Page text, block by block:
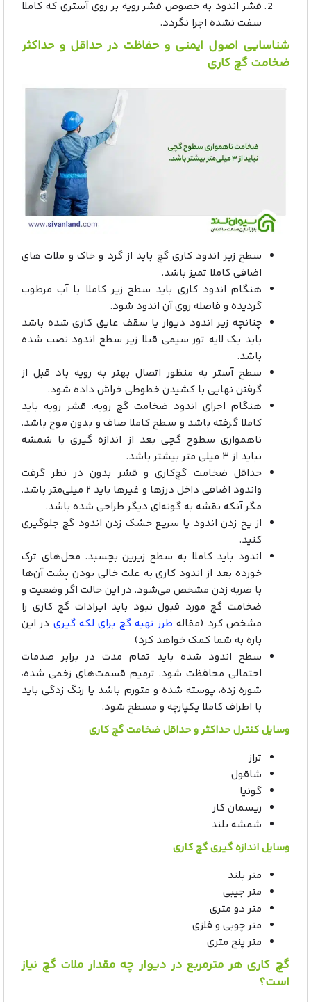
قشر اندود به خصوص قشر رویه بر روی آستری که کاملا
سفت نشده اجرا نگردد.
شناسایی اصول ایمنی و حفاظت در حداقل و حداکثر
ضخامت گچ کاری
سطح زیر اندود کاری گچ باید از گرد و خاک و ملات های
اضافی کاملا تمیز باشد.
هنگام اندود کاری باید سطح زیر کاملا با آب مرطوب
گردیده و فاصله روی آن اندود شود.
چنانچه زیر اندود دیوار یا سقف عایق کاری شده باشد
باید یک لایه تور سیمی قبلا زیر سطح اندود نصب شده
باشد.
سطح آستر به منظور اتصال بهتر به رویه باد قبل از
گرفتن نهایی با کشیدن خطوطی خراش داده شود.
هنگام اجرای اندود ضخامت گچ رویه. قشر رویه باید
کاملا گرفته باشد و سطح کاملا صاف و بدون موج باشد.
ناهمواری سطوح گچی بعد از اندازه گیری با شمشه
نباید از ۳ میلی متر بیشتر باشد.
حداقل ضخامت گچ‌کاری و قشر بدون در نظر گرفت
واندود اضافی داخل درزها و غیرها باید ۲ میلی‌متر باشد.
مگر آنکه نقشه به گونه‌ای دیگر طراحی شده باشد.
از یخ زدن اندود یا سریع خشک زدن اندود گچ جلوگیری
کنید.
اندود باید کاملا به سطح زیرین بچسبد. محل‌های ترک
خورده بعد از اندود کاری به علت خالی بودن پشت آن‌ها
با ضربه زدن مشخص می‌شود. در این حالت اگر وضعیت و
ضخامت گچ مورد قبول نبود باید ایرادات گچ کاری را
مشخص کرد (مقاله طرز تهیه گچ برای لکه گیری در این
باره به شما کمک خواهد کرد)
سطح اندود شده باید تمام مدت در برابر صدمات
احتمالی محافظت شود. ترمیم قسمت‌های زخمی شده،
شوره زده، پوسته شده و متورم باشد یا رنگ زدگی باید
با اطراف کاملا یکپارچه و مسطح شود.
وسایل کنترل حداکثر و حداقل ضخامت گچ کاری
تراز
شاقول
گونیا
ریسمان کار
شمشه بلند
وسایل اندازه گیری گچ کاری
متر بلند
متر جیبی
متر دو متری
متر چوبی و فلزی
متر پنج متری
گچ کاری هر مترمربع در دیوار چه مقدار ملات گچ نیاز
است؟